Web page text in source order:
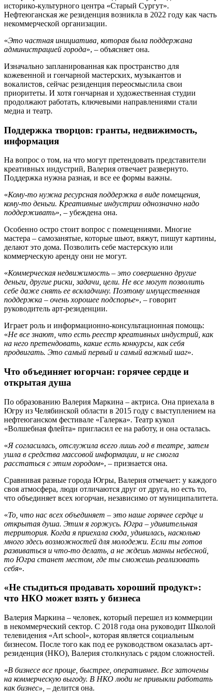
историко-культурного центра «Старый Сургут».
Нефтеюганская же резиденция возникла в 2022 году как часть
некоммерческой организации.
«Это частная инициатива, которая была поддержана
администрацией города», – объясняет она.
Изначально запланированная как пространство для
кожевенной и гончарной мастерских, музыкантов и
вокалистов, сейчас резиденция переосмыслила свои
приоритеты. И хотя гончарная и художественная студии
продолжают работать, ключевыми направлениями стали
медиа и театр.
Поддержка творцов: гранты, недвижимость,
информация
На вопрос о том, на что могут претендовать представители
креативных индустрий, Валерия отвечает развернуто.
Поддержка нужна разная, и все ее формы важны.
«Кому-то нужна ресурсная поддержка в виде помещения,
кому-то деньги. Креативные индустрии однозначно надо
поддерживать», – убеждена она.
Особенно остро стоит вопрос с помещениями. Многие
мастера – самозанятые, которые шьют, вяжут, пишут картины,
делают это дома. Позволить себе мастерскую или
коммерческую аренду они не могут.
«Коммерческая недвижимость – это совершенно другие
деньги, другие риски, задачи, цели. Не все могут позволить
себе даже снять ее вскладчину. Поэтому имущественная
поддержка – очень хорошее подспорье», – говорит
руководитель арт-резиденции.
Играет роль и информационно-консультационная помощь:
«Не все знают, что есть реестр креативных индустрий, как
на него претендовать, какие есть конкурсы, как себя
продвигать. Это самый первый и самый важный шаг».
Что объединяет югорчан: горячее сердце и
открытая душа
По образованию Валерия Маркина – актриса. Она приехала в
Югру из Челябинской области в 2015 году с выступлением на
нефтеюганском фестивале «Галерка». Театр кукол
«Волшебная флейта» пригласил ее на работу, и она осталась.
«Я согласилась, отслужила всего лишь год в театре, затем
ушла в средства массовой информации, и не смогла
расстаться с этим городом», – признается она.
Сравнивая разные города Югры, Валерия отмечает: у каждого
своя атмосфера, люди отличаются друг от друга, но есть то,
что объединяет всех югорчан, независимо от муниципалитета.
«То, что нас всех объединяет – это наше горячее сердце и
открытая душа. Этим я горжусь. Югра – удивительная
территория. Когда я приехала сюда, удивилась, насколько
много здесь возможностей для молодежи. Если ты готов
развиваться и что-то делать, а не ждешь манны небесной,
то Югра станет местом, где ты сможешь реализовать
себя».
«Не стыдиться продавать хороший продукт»:
что НКО может взять у бизнеса
Валерия Маркина – человек, который перешел из коммерции
в некоммерческий сектор. С 2018 года она руководит Школой
телевидения «Art school», которая является социальным
бизнесом. После того как под ее руководством оказалась арт-
резиденция (НКО), Валерия столкнулась с рядом сложностей.
«В бизнесе все проще, быстрее, оперативнее. Все заточены
на коммерческую выгоду. В НКО люди не привыкли работать
как бизнес», – делится она.